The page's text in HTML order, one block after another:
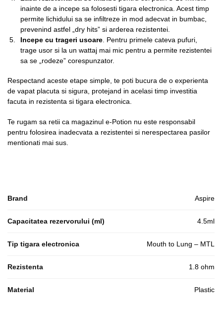
inainte de a incepe sa folosesti tigara electronica. Acest timp
permite lichidului sa se infiltreze in mod adecvat in bumbac,
prevenind astfel „dry hits” si arderea rezistentei.
Incepe cu trageri usoare . Pentru primele cateva pufuri,
trage usor si la un wattaj mai mic pentru a permite rezistentei
sa se „rodeze” corespunzator.
Respectand aceste etape simple, te poti bucura de o experienta
de vapat placuta si sigura, protejand in acelasi timp investitia
facuta in rezistenta si tigara electronica.
Te rugam sa retii ca magazinul e-Potion nu este responsabil
pentru folosirea inadecvata a rezistentei si nerespectarea pasilor
mentionati mai sus.
Brand Aspire
Capacitatea rezervorului (ml) 4.5ml
Tip tigara electronica Mouth to Lung – MTL
Rezistenta 1.8 ohm
Material Plastic